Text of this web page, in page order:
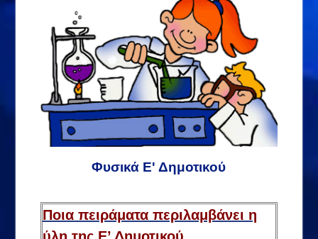
Φυσικά Ε' Δημοτικού
Ποια πειράματα περιλαμβάνει η